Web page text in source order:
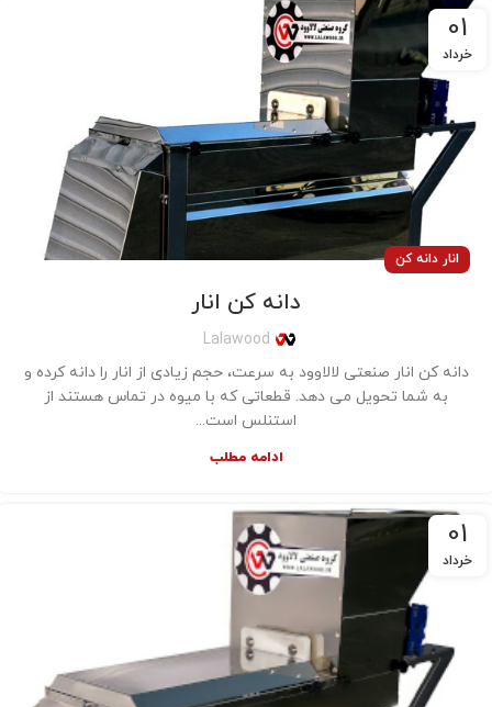
01
خرداد
انار دانه کن
دانه کن انار
Lalawood
دانه کن انار صنعتی لالاوود به سرعت، حجم زیادی از انار را دانه کرده و
به شما تحویل می دهد. قطعاتی که با میوه در تماس هستند از
استنلس است...
ادامه مطلب
01
خرداد